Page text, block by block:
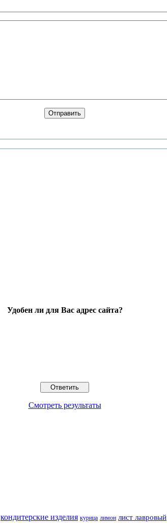
Удобен ли для Вас адрес сайта?
Смотреть результаты
кондитерские изделия курица лимон лист лавровый